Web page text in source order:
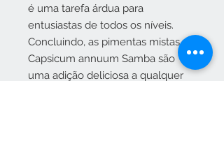
é uma tarefa árdua para
entusiastas de todos os níveis.
Concluindo, as pimentas mistas
Capsicum annuum Samba são
uma adição deliciosa a qualquer